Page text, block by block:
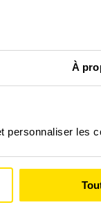
À
personnaliser les